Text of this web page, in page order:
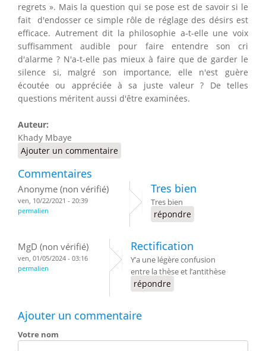
regrets ». Mais la question qui se pose est de savoir si le
fait d'endosser ce simple rôle de réglage des désirs est
efficace. Autrement dit la philosophie a-t-elle une voix
suffisamment audible pour faire entendre son cri
d'alarme ? N'a-t-elle pas mieux à faire que de garder le
silence si, malgré son importance, elle n'est guère
écoutée ou appréciée à sa juste valeur ? De telles
questions méritent aussi d'être examinées.
Auteur:
Khady Mbaye
Ajouter un commentaire
Commentaires
Anonyme (non vérifié)
ven, 10/22/2021 - 20:39
permalien
Tres bien
Tres bien
répondre
MgD (non vérifié)
ven, 01/05/2024 - 03:16
permalien
Rectification
Y’a une légère confusion
entre la thèse et l’antithèse
répondre
Ajouter un commentaire
Votre nom